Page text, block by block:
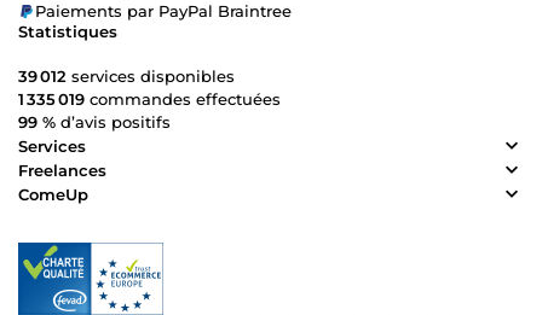
Paiements par PayPal Braintree
Statistiques
39 012 services disponibles
1 335 019 commandes effectuées
99 % d’avis positifs
Services
Freelances
ComeUp